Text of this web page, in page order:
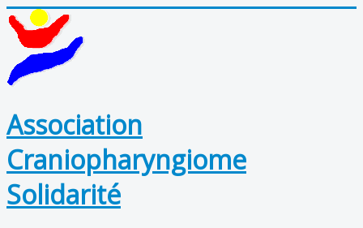
Association
Craniopharyngiome
Solidarité